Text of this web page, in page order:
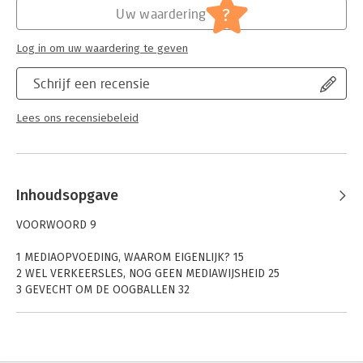
Schrijf een recensie
Lees ons recensiebeleid
Uw waardering ?
Log in om uw waardering te geven
Inhoudsopgave
VOORWOORD 9
1 MEDIAOPVOEDING, WAAROM EIGENLIJK? 15
2 WEL VERKEERSLES, NOG GEEN MEDIAWIJSHEID 25
3 GEVECHT OM DE OOGBALLEN 32